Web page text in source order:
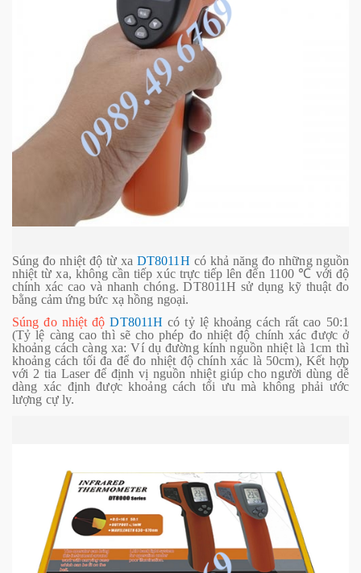
Súng đo nhiệt độ từ xa DT8011H có khả năng đo những nguồn
nhiệt từ xa, không cần tiếp xúc trực tiếp lên đến 1100 ℃ với độ
chính xác cao và nhanh chóng. DT8011H sử dụng kỹ thuật đo
bằng cảm ứng bức xạ hồng ngoại.
Súng đo nhiệt độ DT8011H có tỷ lệ khoảng cách rất cao 50:1
(Tỷ lệ càng cao thì sẽ cho phép đo nhiệt độ chính xác được ở
khoảng cách càng xa: Ví dụ đường kính nguồn nhiệt là 1cm thì
khoảng cách tối đa để đo nhiệt độ chính xác là 50cm), Kết hợp
với 2 tia Laser để định vị nguồn nhiệt giúp cho người dùng dễ
dàng xác định được khoảng cách tối ưu mà không phải ước
lượng cự ly.